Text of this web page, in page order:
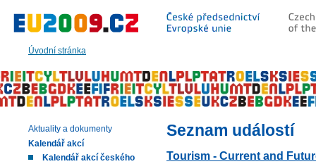
Úvodní stránka
hlavní
|
navigaci
|
vyhledávání
Seznam událostí
Tourism - Current and
Aktuality a dokumenty
Kalendář akcí
Kalendář akcí českého